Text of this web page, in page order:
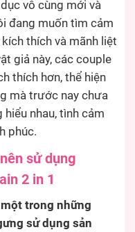
vô cùng mới và
đang muốn tìm cảm
thích và mãnh liệt
giả này, các couple
thích hơn, thể hiện
mà trước nay chưa
nhau, tình cảm
phúc.
sử dụng
2 in 1
trong những
sử dụng sản